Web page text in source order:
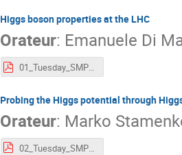
Higgs boson properties at the LHC
Orateur: Emanuele Di
01_Tuesday_SMPart2_01_DiMarcoEmanuele-HiggsProperties.pdf
Probing the Higgs potential through
Orateur: Marko
02_Tuesday_SMPart2_02_StamenkovicMarko-HiggsPotential.pdf